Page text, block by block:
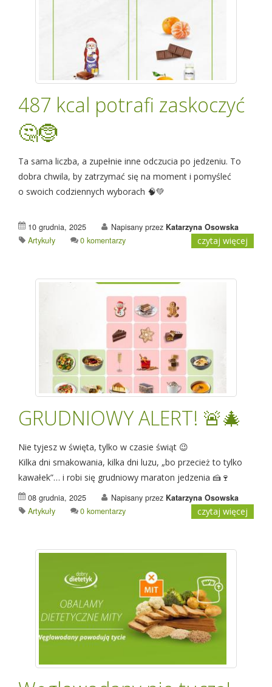
487 kcal potrafi zaskoczyć
🤔🤶
Ta sama liczba, a zupełnie inne odczucia po jedzeniu. To
dobra chwila, by zatrzymać się na moment i pomyśleć
o swoich codziennych wyborach 🧠💚
10 grudnia, 2025 Napisany przez Katarzyna Osowska
Artykuły
0 komentarzy czytaj więcej
GRUDNIOWY ALERT! 🚨🎄
Nie tyjesz w święta, tylko w czasie świąt 😉
Kilka dni smakowania, kilka dni luzu, „bo przecież to tylko
kawałek”… i robi się grudniowy maraton jedzenia 🍰🍷
08 grudnia, 2025 Napisany przez Katarzyna Osowska
Artykuły
0 komentarzy czytaj więcej